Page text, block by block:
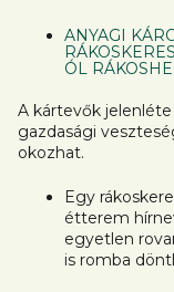
ANYAGI
ÓL
A kártevők jelenléte
gazdasági
okozhat.
Egy
étterem
egyetlen
is romba